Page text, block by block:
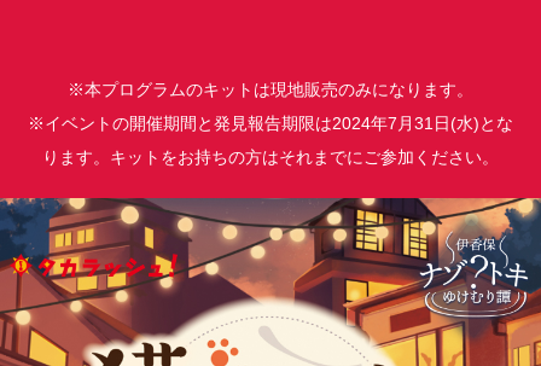
※本プログラムのキットは現地販売のみになります。
※イベントの開催期間と発見報告期限は2024年7月31日(水)とな
ります。キットをお持ちの方はそれまでにご参加ください。